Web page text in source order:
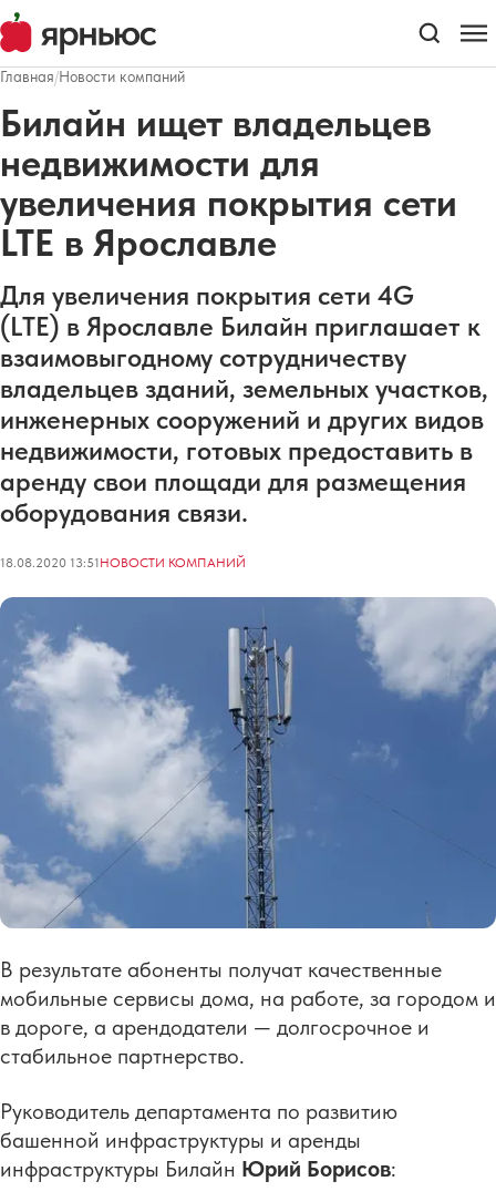
Главная/Новости компаний
Билайн ищет владельцев
недвижимости для
увеличения покрытия сети
LTE в Ярославле
Для увеличения покрытия сети 4G
(LTE) в Ярославле Билайн приглашает к
взаимовыгодному сотрудничеству
владельцев зданий, земельных участков,
инженерных сооружений и других видов
недвижимости, готовых предоставить в
аренду свои площади для размещения
оборудования связи.
18.08.2020 13:51НОВОСТИ КОМПАНИЙ
В результате абоненты получат качественные
мобильные сервисы дома, на работе, за городом и
в дороге, а арендодатели — долгосрочное и
стабильное партнерство.
Руководитель департамента по развитию
башенной инфраструктуры и аренды
инфраструктуры Билайн Юрий Борисов: